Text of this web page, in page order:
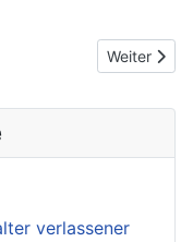
Nächster
Weiter
verlassener